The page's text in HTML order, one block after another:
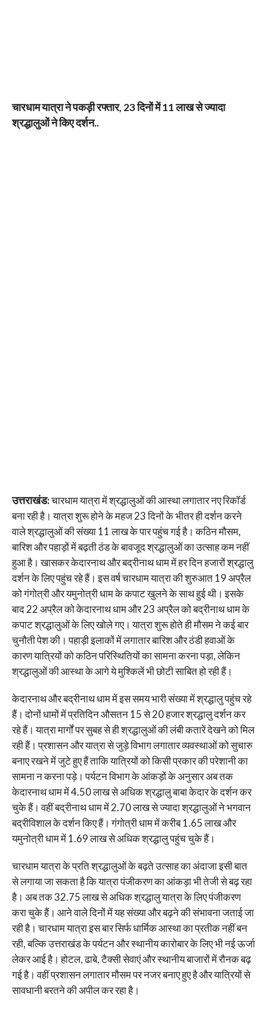
चारधाम यात्रा ने पकड़ी रफ्तार, 23 दिनों में 11 लाख से ज्यादा
श्रद्धालुओं ने किए दर्शन..
उत्तराखंड:चारधाम यात्रा में श्रद्धालुओं की आस्था लगातार नए रिकॉर्ड
बना रही है। यात्रा शुरू होने के महज 23 दिनों के भीतर ही दर्शन करने
वाले श्रद्धालुओं की संख्या 11 लाख के पार पहुंच गई है। कठिन मौसम,
बारिश और पहाड़ों में बढ़ती ठंड के बावजूद श्रद्धालुओं का उत्साह कम नहीं
हुआ है। खासकर केदारनाथ और बद्रीनाथ धाम में हर दिन हजारों श्रद्धालु
दर्शन के लिए पहुंच रहे हैं। इस वर्ष चारधाम यात्रा की शुरुआत 19 अप्रैल
को गंगोत्री और यमुनोत्री धाम के कपाट खुलने के साथ हुई थी। इसके
बाद 22 अप्रैल को केदारनाथ धाम और 23 अप्रैल को बद्रीनाथ धाम के
कपाट श्रद्धालुओं के लिए खोले गए। यात्रा शुरू होते ही मौसम ने कई बार
चुनौती पेश की। पहाड़ी इलाकों में लगातार बारिश और ठंडी हवाओं के
कारण यात्रियों को कठिन परिस्थितियों का सामना करना पड़ा, लेकिन
श्रद्धालुओं की आस्था के आगे ये मुश्किलें भी छोटी साबित हो रही हैं।
केदारनाथ और बद्रीनाथ धाम में इस समय भारी संख्या में श्रद्धालु पहुंच रहे
हैं। दोनों धामों में प्रतिदिन औसतन 15 से 20 हजार श्रद्धालु दर्शन कर
रहे हैं। यात्रा मार्गों पर सुबह से ही श्रद्धालुओं की लंबी कतारें देखने को मिल
रही हैं। प्रशासन और यात्रा से जुड़े विभाग लगातार व्यवस्थाओं को सुचारु
बनाए रखने में जुटे हुए हैं ताकि यात्रियों को किसी प्रकार की परेशानी का
सामना न करना पड़े। पर्यटन विभाग के आंकड़ों के अनुसार अब तक
केदारनाथ धाम में 4.50 लाख से अधिक श्रद्धालु बाबा केदार के दर्शन कर
चुके हैं। वहीं बद्रीनाथ धाम में 2.70 लाख से ज्यादा श्रद्धालुओं ने भगवान
बद्रीविशाल के दर्शन किए हैं। गंगोत्री धाम में करीब 1.65 लाख और
यमुनोत्री धाम में 1.69 लाख से अधिक श्रद्धालु पहुंच चुके हैं।
चारधाम यात्रा के प्रति श्रद्धालुओं के बढ़ते उत्साह का अंदाजा इसी बात
से लगाया जा सकता है कि यात्रा पंजीकरण का आंकड़ा भी तेजी से बढ़ रहा
है। अब तक 32.75 लाख से अधिक श्रद्धालु यात्रा के लिए पंजीकरण
करा चुके हैं। आने वाले दिनों में यह संख्या और बढ़ने की संभावना जताई जा
रही है। चारधाम यात्रा इस बार सिर्फ धार्मिक आस्था का प्रतीक नहीं बन
रही, बल्कि उत्तराखंड के पर्यटन और स्थानीय कारोबार के लिए भी नई ऊर्जा
लेकर आई है। होटल, ढाबे, टैक्सी सेवाएं और स्थानीय बाजारों में रौनक बढ़
गई है। वहीं प्रशासन लगातार मौसम पर नजर बनाए हुए है और यात्रियों से
सावधानी बरतने की अपील कर रहा है।